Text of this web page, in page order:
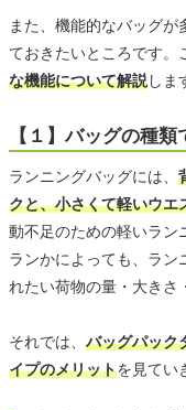
また、機能的なバッグが
ておきたいところです。
な機能について解説しま
【１】バッグの種類
ランニングバッグには、
クと、小さくて軽いウエ
動不足のための軽いラン
ランかによっても、ラン
れたい荷物の量・大きさ
それでは、 バッグパック
イプのメリットを見てい